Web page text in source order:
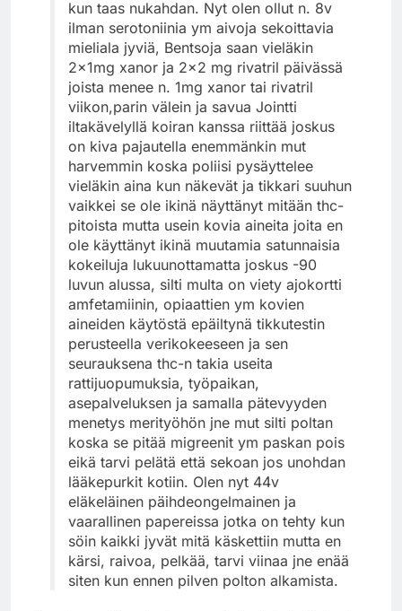
kun taas nukahdan. Nyt olen ollut n. 8v
ilman serotoniinia ym aivoja sekoittavia
mieliala jyviä, Bentsoja saan vieläkin
2x1mg xanor ja 2×2 mg rivatril päivässä
joista menee n. 1mg xanor tai rivatril
viikon,parin välein ja savua Jointti
iltakävelyllä koiran kanssa riittää joskus
on kiva pajautella enemmänkin mut
harvemmin koska poliisi pysäyttelee
vieläkin aina kun näkevät ja tikkari suuhun
vaikkei se ole ikinä näyttänyt mitään thc-
pitoista mutta usein kovia aineita joita en
ole käyttänyt ikinä muutamia satunnaisia
kokeiluja lukuunottamatta joskus -90
luvun alussa, silti multa on viety ajokortti
amfetamiinin, opiaattien ym kovien
aineiden käytöstä epäiltynä tikkutestin
perusteella verikokeeseen ja sen
seurauksena thc-n takia useita
rattijuopumuksia, työpaikan,
asepalveluksen ja samalla pätevyyden
menetys merityöhön jne mut silti poltan
koska se pitää migreenit ym paskan pois
eikä tarvi pelätä että sekoan jos unohdan
lääkepurkit kotiin. Olen nyt 44v
eläkeläinen päihdeongelmainen ja
vaarallinen papereissa jotka on tehty kun
söin kaikki jyvät mitä käskettiin mutta en
kärsi, raivoa, pelkää, tarvi viinaa jne enää
siten kun ennen pilven polton alkamista.